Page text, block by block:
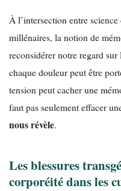
À l’intersection entre
millénaires, la notion de
reconsidérer notre regard
chaque douleur peut être
tension peut cacher une
faut pas seulement effacer
nous révèle.
Les blessures
corporéité dans les